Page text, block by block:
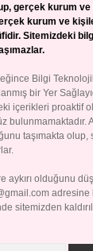
gerçek kurum
kurum ve
Sitemizdeki
Bilgi
bir Yer
içerikleri proaktif
bulunmamaktadır.
taşımakta
aykırı olduğunu
adresine
sitemizden